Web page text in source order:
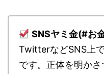
SNSヤミ金(#お
TwitterなどSNS上
です。正体を明か